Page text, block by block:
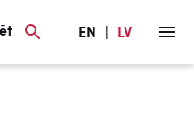
EN LV